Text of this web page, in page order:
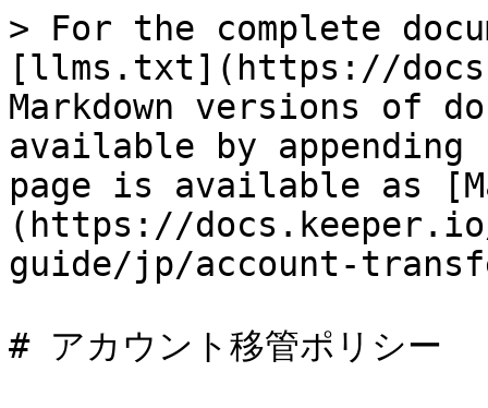
> For the complete
[llms.txt](https://
Markdown versions of
available by
page is available as
(https://
guide/jp/account-
# アカウント移管ポリシー